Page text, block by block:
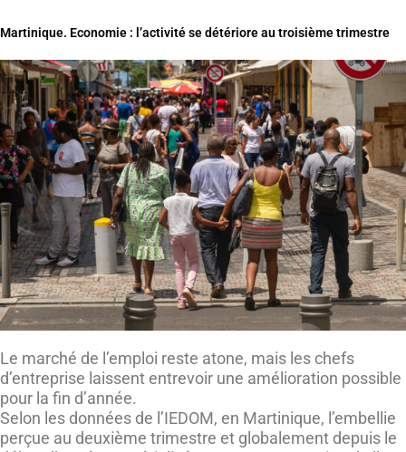
Martinique. Economie : l’activité se détériore au troisième trimestre
Le marché de l’emploi reste atone, mais les chefs
d’entreprise laissent entrevoir une amélioration possible
pour la fin d’année.
Selon les données de l’IEDOM, en Martinique, l’embellie
perçue au deuxième trimestre et globalement depuis le